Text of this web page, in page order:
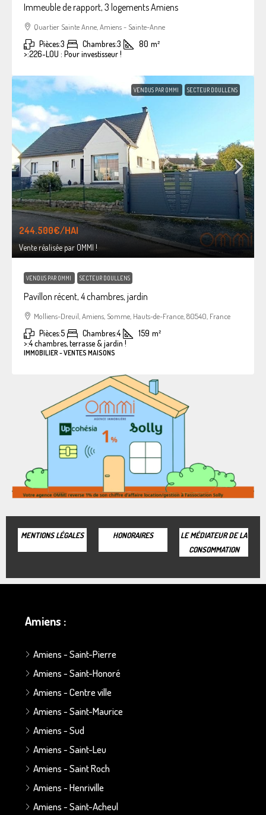
Immeuble de rapport, 3 logements Amiens
Quartier Sainte Anne, Amiens - Sainte-Anne
Pièces:3 Chambres:3 80 m²
>:226-LOU : Pour investisseur !
VENDUS PAR OMMI SECTEUR DOULLENS
244.500€/HAI
Vente réalisée par OMMI !
VENDUS PAR OMMI SECTEUR DOULLENS
Pavillon récent, 4 chambres, jardin
Molliens-Dreuil, Amiens, Somme, Hauts-de-France, 80540, France
Pièces:5 Chambres:4 159 m²
>:4 chambres, terrasse & jardin !
IMMOBILIER - VENTES MAISONS
MENTIONS LÉGALES HONORAIRES
LE MÉDIATEUR DE LA
CONSOMMATION
Amiens :
Amiens - Saint-Pierre
Amiens - Saint-Honoré
Amiens - Centre ville
Amiens - Saint-Maurice
Amiens - Sud
Amiens - Saint-Leu
Amiens - Saint Roch
Amiens - Henriville
Amiens - Saint-Acheul